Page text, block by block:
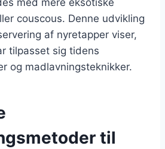
couscous. Denne udvikling
af nyretapper viser,
tilpasset sig tidens
og madlavningsteknikker.
til